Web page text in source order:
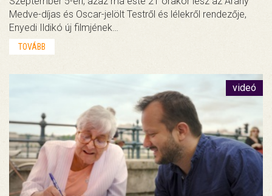
Medve-díjas és Oscar-jelölt Testről és lélekről rendezője,
Enyedi Ildikó új filmjének…
TOVÁBB
videó